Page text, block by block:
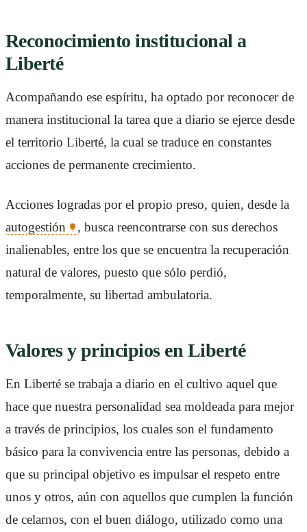
Reconocimiento institucional a
Liberté
Acompañando ese espíritu, ha optado por reconocer de
manera institucional la tarea que a diario se ejerce desde
el territorio Liberté, la cual se traduce en constantes
acciones de permanente crecimiento.
Acciones logradas por el propio preso, quien, desde la
autogestión
, busca reencontrarse con sus derechos
inalienables, entre los que se encuentra la recuperación
natural de valores, puesto que sólo perdió,
temporalmente, su libertad ambulatoria.
Valores y principios en Liberté
En Liberté se trabaja a diario en el cultivo aquel que
hace que nuestra personalidad sea moldeada para mejor
a través de principios, los cuales son el fundamento
básico para la convivencia entre las personas, debido a
que su principal objetivo es impulsar el respeto entre
unos y otros, aún con aquellos que cumplen la función
de celarnos, con el buen diálogo, utilizado como una